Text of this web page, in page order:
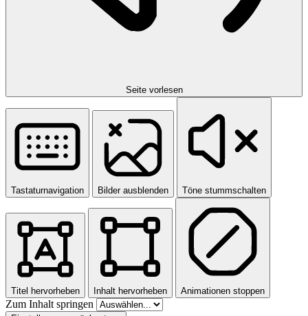
Seite vorlesen
Tastaturnavigation Bilder ausblenden Töne stummschalten
Titel hervorheben Inhalt hervorheben Animationen stoppen
Zum Inhalt springen